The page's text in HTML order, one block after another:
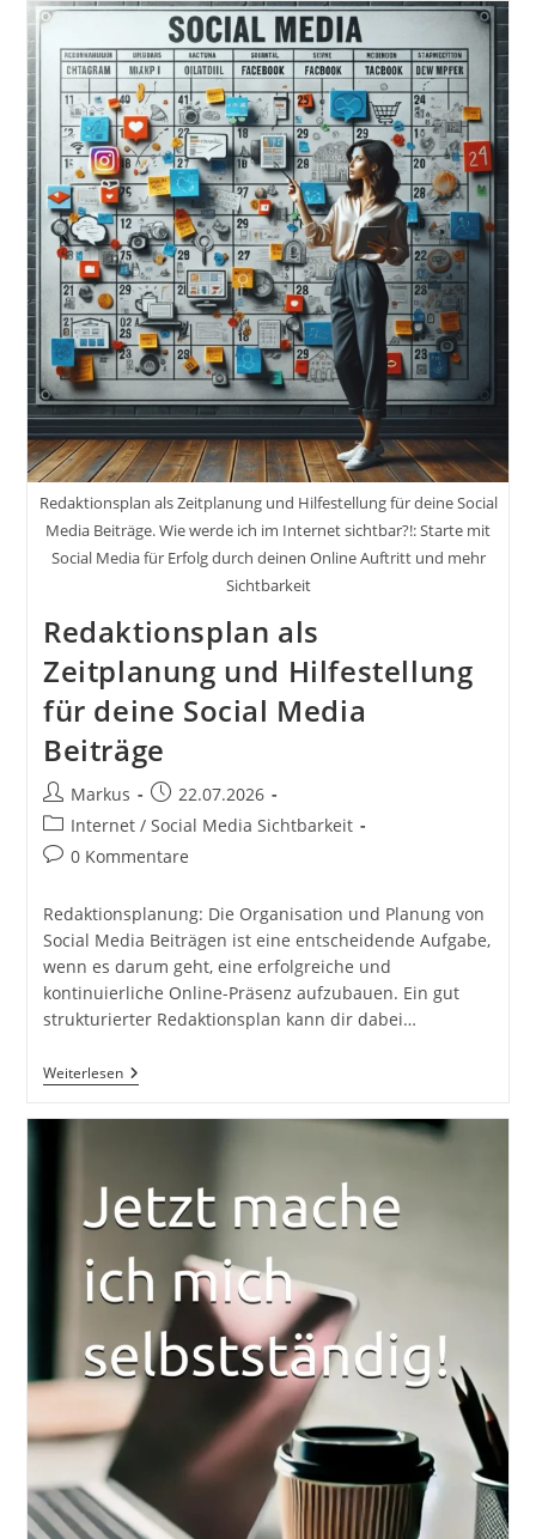
ONLINE
BUSINESS
Das
Taschenbuch
Für
Gründer
Von
Thomas
Klußmann
Und
Christoph
J.F.
Schreiber
DIE
10
KAPITEL
AUF
DEINEM
WEG
ZUM
EIGENEN
ONLINE
BUSINESS
Redaktionsplan als Zeitplanung und Hilfestellung für deine Social
Media Beiträge. Wie werde ich im Internet sichtbar?!: Starte mit
Social Media für Erfolg durch deinen Online Auftritt und mehr
Sichtbarkeit
Redaktionsplan als
Zeitplanung und Hilfestellung
für deine Social Media
Beiträge
Beitrags-
Autor:
Markus
Beitrag
veröffentlicht:
22.07.2026
Beitrags-
Kategorie:
Internet / Social Media Sichtbarkeit
Beitrags-
0 Kommentare
Redaktionsplanung: Die Organisation und Planung von
Social Media Beiträgen ist eine entscheidende Aufgabe,
wenn es darum geht, eine erfolgreiche und
kontinuierliche Online-Präsenz aufzubauen. Ein gut
strukturierter Redaktionsplan kann dir dabei…
WeiterlesenRedaktionsplan
Als
Deine
Social
Media